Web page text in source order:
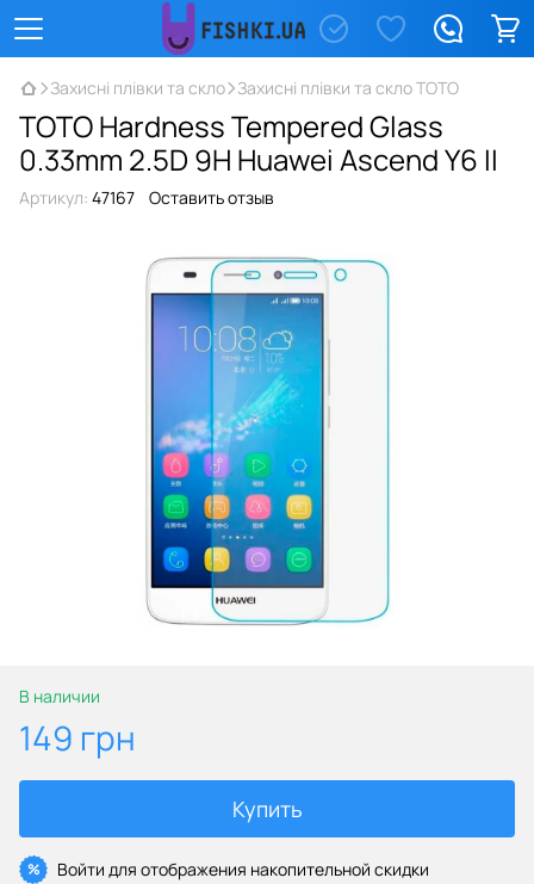
Захисні плівки та скло Захисні плівки та скло TOTO
TOTO Hardness Tempered Glass
0.33mm 2.5D 9H Huawei Ascend Y6 II
Артикул: 47167 Оставить отзыв
В наличии
149 грн
Купить
% Войти для отображения накопительной скидки